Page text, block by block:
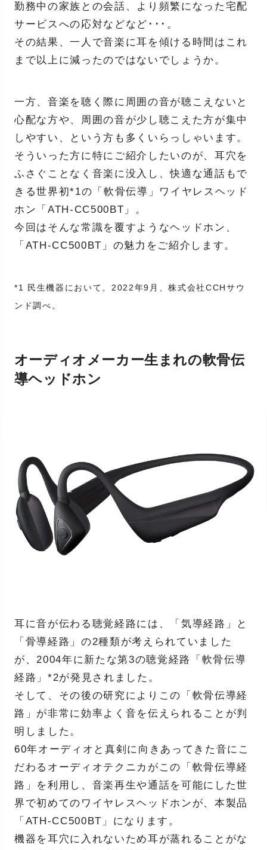
勤務中の家族との会話、より頻繁になった宅配
サービスへの応対などなど･･･。
その結果、一人で音楽に耳を傾ける時間はこれ
まで以上に減ったのではないでしょうか。
一方、音楽を聴く際に周囲の音が聴こえないと
心配な方や、周囲の音が少し聴こえた方が集中
しやすい、という方も多くいらっしゃいます。
そういった方に特にご紹介したいのが、耳穴を
ふさぐことなく音楽に没入し、快適な通話もで
きる世界初*1の「軟骨伝導」ワイヤレスヘッド
ホン「ATH-CC500BT」。
今回はそんな常識を覆すようなヘッドホン、
「ATH-CC500BT」の魅力をご紹介します。
*1 民生機器において。2022年9月、株式会社CCHサウ
ンド調べ。
オーディオメーカー生まれの軟骨伝
導ヘッドホン
耳に音が伝わる聴覚経路には、「気導経路」と
「骨導経路」の2種類が考えられていました
が、2004年に新たな第3の聴覚経路「軟骨伝導
経路」*2が発見されました。
そして、その後の研究によりこの「軟骨伝導経
路」が非常に効率よく音を伝えられることが判
明しました。
60年オーディオと真剣に向きあってきた音にこ
だわるオーディオテクニカがこの「軟骨伝導経
路」を利用し、音楽再生や通話を可能にした世
界で初めてのワイヤレスヘッドホンが、本製品
「ATH-CC500BT」になります。
機器を耳穴に入れないため耳が蒸れることがな